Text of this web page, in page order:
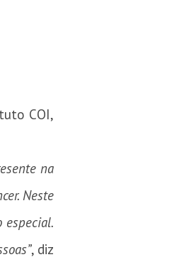
COI,
na
Neste
especial.
, diz